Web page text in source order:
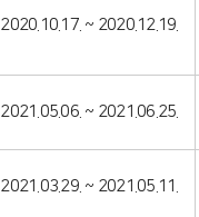
2020.10.17. ~ 2020.12.19.
2021.05.06. ~ 2021.06.25.
2021.03.29. ~ 2021.05.11.